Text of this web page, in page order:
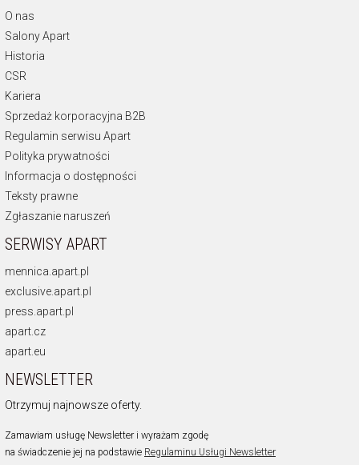
O nas
Salony Apart
Historia
CSR
Kariera
Sprzedaż korporacyjna B2B
Regulamin serwisu Apart
Polityka prywatności
Informacja o dostępności
Teksty prawne
Zgłaszanie naruszeń
SERWISY APART
mennica.apart.pl
exclusive.apart.pl
press.apart.pl
apart.cz
apart.eu
NEWSLETTER
Otrzymuj najnowsze oferty.
Zamawiam usługę Newsletter i wyrażam zgodę
na świadczenie jej na podstawie Regulaminu Usługi Newsletter